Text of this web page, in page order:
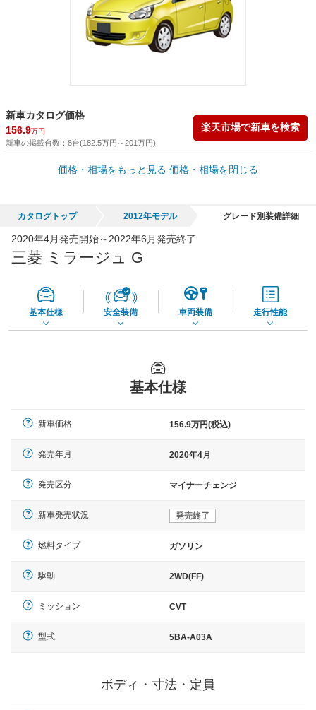
新車カタログ価格
156.9万円
新車の掲載台数： 8台(182.5万円 ～201万円)
楽天市場で新車を検索
車買取価格 *
車買取相場
56,270円
価格・相場をもっと見る 価格・相場を閉じる
カタログトップ 2012年モデル グレード別装備詳細
2020年4月発売開始～2022年6月発売終了
三菱 ミラージュ G
基本仕様 安全装備 車両装備 走行性能
基本仕様
新車価格 156.9万円(税込)
発売年月 2020年4月
発売区分 マイナーチェンジ
新車発売状況 発売終了
燃料タイプ ガソリン
駆動 2WD(FF)
ミッション CVT
型式 5BA-A03A
ボディ・寸法・定員